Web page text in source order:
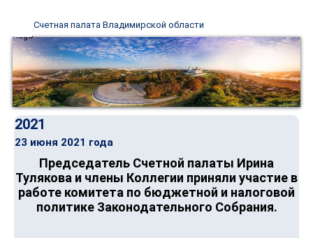
Счетная палата Владимирской области
2021
23 июня 2021 года
Председатель Счетной палаты Ирина
Тулякова и члены Коллегии приняли участие в
работе комитета по бюджетной и налоговой
политике Законодательного Собрания.